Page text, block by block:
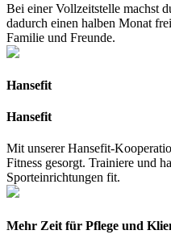
Bei einer Vollzeitstelle machst
dadurch einen halben Monat
Familie und Freunde.
Hansefit
Hansefit
Mit unserer Hansefit-
Fitness gesorgt. Trainiere und
Sporteinrichtungen fit.
Mehr Zeit für Pflege und